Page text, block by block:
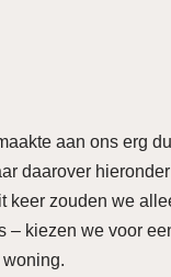
aan ons erg
daarover
zouden we
kiezen we voor
woning.